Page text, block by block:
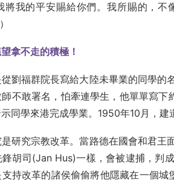
將我的平安賜給你們。我所賜的，
拿不走的積極！
劉福群院長寫給大陸未畢業的同學的
不敢署名，怕牽連學生，他單單寫
同學來港完成學業。1950年10月，建
研究宗教改革。當路德在國會和君王
胡司(Jan Hus)一樣，會被逮捕，判
持改革的諸侯偷偷將他隱藏在一個